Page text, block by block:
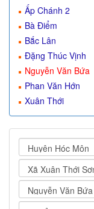
Ấp Chánh 2
Bà Điểm
Bắc Lân
Đặng Thúc Vịnh
Nguyễn Văn Bứa
Phan Văn Hớn
Xuân Thới